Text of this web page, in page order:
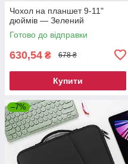
Чохол на планшет 9-11"
дюймів — Зелений
Готово до відправки
630,54 ₴ 678 ₴
Купити
–7%